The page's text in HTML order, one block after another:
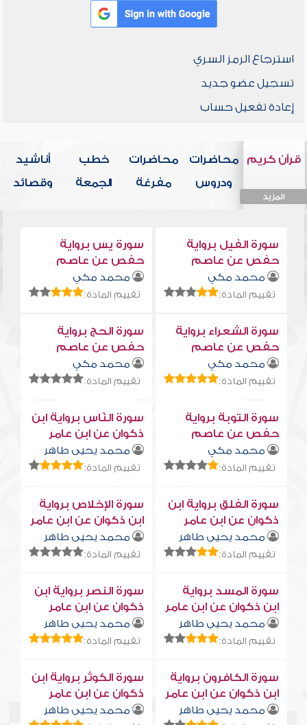
استرجاع الرمز السري
تسجيل عضو جديد
إعادة تفعيل حساب
قرآن كريم
المزيد
محاضرات
ودروس
محاضرات
مفرغة
خطب
الجمعة
أناشيد
وقصائد
سورة الفيل برواية
حفص عن عاصم
محمد مكي
تقييم المادة:
سورة يس برواية
حفص عن عاصم
محمد مكي
تقييم المادة:
سورة الشعراء برواية
حفص عن عاصم
محمد مكي
تقييم المادة:
سورة الحج برواية
حفص عن عاصم
محمد مكي
تقييم المادة:
سورة التوبة برواية
حفص عن عاصم
محمد مكي
تقييم المادة:
سورة النّاس برواية ابن
ذكوان عن ابن عامر
محمد يحيى طاهر
تقييم المادة:
سورة الفلق برواية ابن
ذكوان عن ابن عامر
محمد يحيى طاهر
تقييم المادة:
سورة الإخلاص برواية
ابن ذكوان عن ابن عامر
محمد يحيى طاهر
تقييم المادة:
سورة المسد برواية
ابن ذكوان عن ابن عامر
محمد يحيى طاهر
تقييم المادة:
سورة النصر برواية ابن
ذكوان عن ابن عامر
محمد يحيى طاهر
تقييم المادة:
سورة الكافرون برواية
ابن ذكوان عن ابن عامر
محمد يحيى طاهر
سورة الكوثر برواية ابن
ذكوان عن ابن عامر
محمد يحيى طاهر